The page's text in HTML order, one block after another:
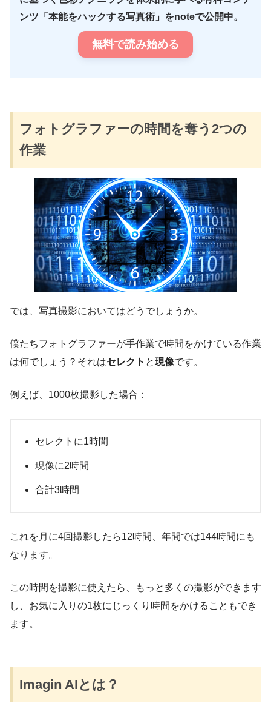
ンツ「本能をハックする写真術」をnoteで公開中。
無料で読み始める
フォトグラファーの時間を奪う2つの
作業
では、写真撮影においてはどうでしょうか。
僕たちフォトグラファーが手作業で時間をかけている作業
は何でしょう？それはセレクト と現像です。
例えば、1000枚撮影した場合：
セレクトに1時間
現像に2時間
合計3時間
これを月に4回撮影したら12時間、年間では144時間にも
なります。
この時間を撮影に使えたら、もっと多くの撮影ができます
し、お気に入りの1枚にじっくり時間をかけることもでき
ます。
Imagin AIとは？